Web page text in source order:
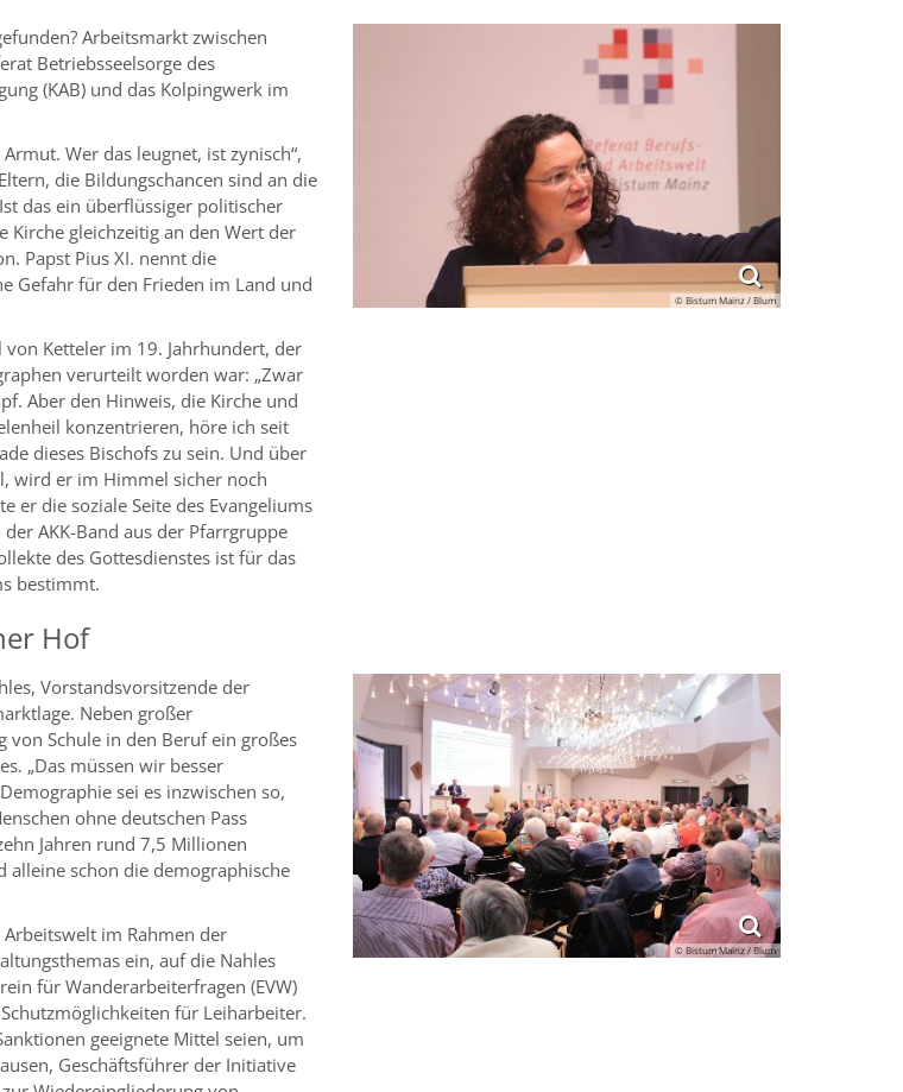
© Bistum Mainz / Blum
Arbeitsmarkt zwischen
Betriebsseelsorge des
(KAB) und das Kolpingwerk im
Wer das leugnet, ist zynisch“,
die Bildungschancen sind an die
das ein überflüssiger politischer
Kirche gleichzeitig an den Wert der
Papst Pius XI. nennt die
Gefahr für den Frieden im Land und
Ketteler im 19. Jahrhundert, der
verurteilt worden war: „Zwar
Aber den Hinweis, die Kirche und
konzentrieren, höre ich seit
dieses Bischofs zu sein. Und über
wird er im Himmel sicher noch
er die soziale Seite des Evangeliums
AKK-Band aus der Pfarrgruppe
des Gottesdienstes ist für das
bestimmt.
Hof
© Bistum Mainz / Blum
Vorstandsvorsitzende der
Neben großer
von Schule in den Beruf ein großes
„Das müssen wir besser
sei es inzwischen so,
ohne deutschen Pass
Jahren rund 7,5 Millionen
alleine schon die demographische
im Rahmen der
ein, auf die Nahles
für Wanderarbeiterfragen (EVW)
für Leiharbeiter.
geeignete Mittel seien, um
Geschäftsführer der Initiative